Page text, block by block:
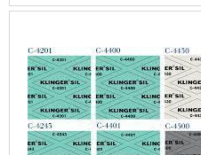
mercado.Sim, aqui
temperatura, com os
da kaelved obterá
benefício com
especializada.UM
SOBRE JUNTAS